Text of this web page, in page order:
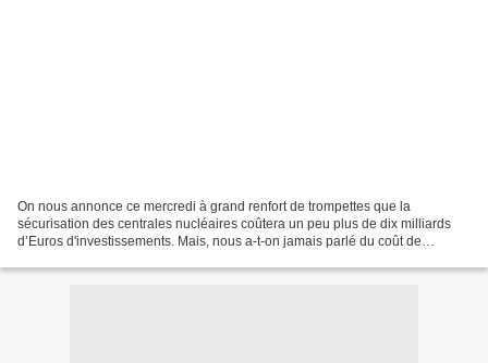
On nous annonce ce mercredi à grand renfort de trompettes que la
sécurisation des centrales nucléaires coûtera un peu plus de dix milliards
d’Euros d'investissements. Mais, nous a-t-on jamais parlé du coût de